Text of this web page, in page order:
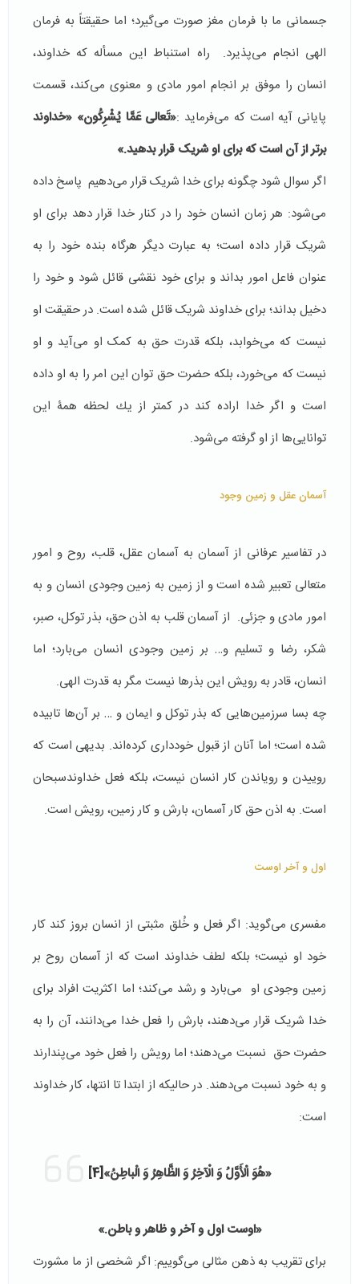
جسمانی ما با فرمان مغز صورت می‌گیرد؛ اما حقيقتاً به فرمان
الهی انجام می‌پذیرد. راه استنباط این مسأله که خداوند،
انسان را موفق بر انجام امور مادی و معنوی می‌کند، قسمت
پایانی آیه است که می‌فرماید :«تَعالى‏ عَمَّا يُشْرِكُون‏» «خداوند
برتر از آن است که برای او شریک قرار بدهید.»
اگر سوال شود چگونه برای خدا شریک قرار می‌دهیم پاسخ داده
می‌شود: هر زمان انسان خود را در کنار خدا قرار دهد برای او
شريک قرار داده است؛ به عبارت ديگر هرگاه بنده خود را به
عنوان فاعل امور بداند و برای خود نقشی قائل شود و خود را
دخیل بداند؛ برای خداوند شریک قائل شده است. در حقيقت او
نيست كه می‌خوابد، بلكه قدرت حق به كمک او می‌آيد و او
نيست كه می‌خورد، بلكه حضرت حق توان اين امر را به او داده
است و اگر خدا اراده كند در كمتر از يك لحظه همۀ اين
توانايی‌ها از او گرفته می‌شود.
آسمان عقل و زمین وجود
در تفاسیر عرفانی از آسمان به آسمان عقل، قلب، روح و امور
متعالی تعبیر شده است و از زمین به زمین وجودی انسان و به
امور مادی و جزئی. از آسمان قلب به اذن حق، بذر توکل، صبر،
شکر، رضا و تسلیم و… بر زمین وجودی انسان می‌بارد؛ اما
انسان، قادر به رویش این بذرها نیست مگر به قدرت الهی.
چه بسا سرزمین‌هایی که بذر توکل و ایمان و … بر آن‌ها تابیده
شده است؛ اما آنان از قبول خودداری کرده‌اند. بدیهی است که
روییدن و رویاندن کار انسان نیست، بلکه فعل خداوندسبحان
است. به اذن حق کار آسمان، بارش و کار زمین، رویش است.
اول و آخر اوست
مفسری می‌گوید: اگر فعل و خُلق مثبتی از انسان بروز کند کار
خود او نیست؛ بلکه لطف خداوند است که از آسمان روح بر
زمین وجودی او می‌بارد و رشد می‌کند؛ اما اکثریت افراد برای
خدا شریک قرار می‌دهند، بارش را فعل خدا می‌دانند، آن را به
حضرت حق نسبت می‌دهند؛ اما رویش را فعل خود می‌پندارند
و به خود نسبت می‌دهند. در حالیکه از ابتدا تا انتها، کار خداوند
است:
«هُوَ الْأَوَّلُ وَ الْآخِرُ وَ الظَّاهِرُ وَ الْباطِنُ»[4]
«اوست اول و آخر و ظاهر و باطن.»
برای تقریب به ذهن مثالی می‌گوییم: اگر شخصی از ما مشورت